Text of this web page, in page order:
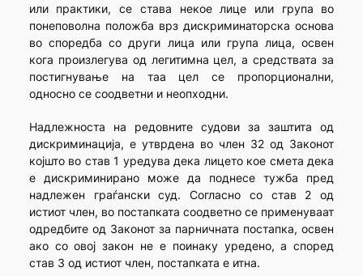
или практики, се става некое лице или група во
понеповолна положба врз дискриминаторска основа
во споредба со други лица или група лица, освен
кога произлегува од легитимна цел, а средствата за
постигнување на таа цел се пропорционални,
односно се соодветни и неопходни.
Надлежноста на редовните судови за заштита од
дискриминација, е утврдена во член 32 од Законот
којшто во став 1 уредува дека лицето кое смета дека
е дискриминирано може да поднесе тужба пред
надлежен граѓански суд. Согласно со став 2 од
истиот член, во постапката соодветно се применуваат
одредбите од Законот за парничната постапка, освен
ако со овој закон не е поинаку уредено, а според
став 3 од истиот член, постапката е итна.